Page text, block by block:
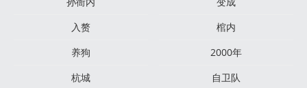
入赘
棺内
养狗
2000年
杭城
自卫队